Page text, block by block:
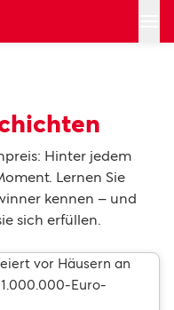
Hinter jedem
Lernen Sie
kennen – und
sich erfüllen.